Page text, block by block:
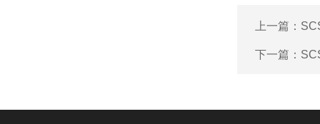
上一篇：
下一篇：